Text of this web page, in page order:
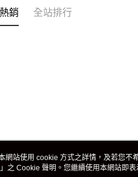
銷 全站排行
關於我們
網站使用 cookie 方式之詳情，及若您不
」之 Cookie 聲明。您繼續使用本網站即